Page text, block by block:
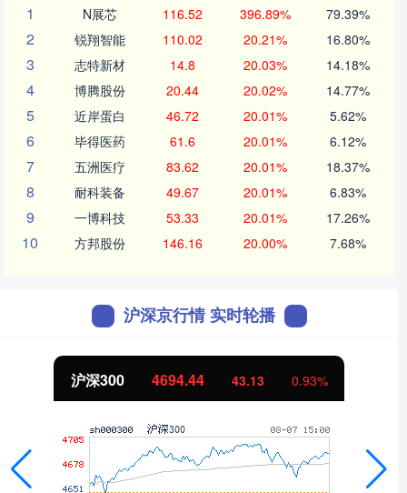
1
N展芯 116.52 396.89% 79.39%
2 锐翔智能 110.02 20.21% 16.80%
3 志特新材 14.8 20.03% 14.18%
4 博腾股份 20.44 20.02% 14.77%
5 近岸蛋白 46.72 20.01% 5.62%
6 毕得医药 61.6 20.01% 6.12%
7 五洲医疗 83.62 20.01% 18.37%
8 耐科装备 49.67 20.01% 6.83%
9 一博科技 53.33 20.01% 17.26%
10 方邦股份 146.16 20.00% 7.68%
沪深京行情 实时轮播
沪深300 4694.44 43.13 0.93%